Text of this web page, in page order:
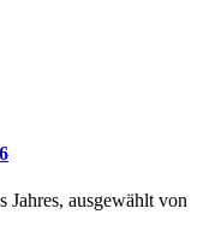
Jahres, ausgewählt von